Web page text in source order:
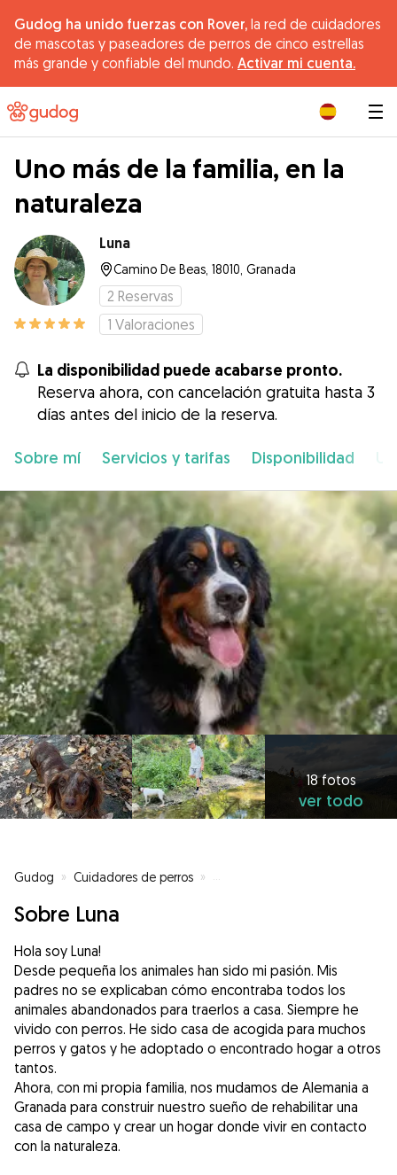
Gudog ha unido fuerzas con Rover, la red de cuidadores
de mascotas y paseadores de perros de cinco estrellas
más grande y confiable del mundo. Activar mi cuenta.
Uno más de la familia, en la
naturaleza
Luna
Camino De Beas, 18010, Granada
2 Reservas
1 Valoraciones
La disponibilidad puede acabarse pronto.
Reserva ahora, con cancelación gratuita hasta 3
días antes del inicio de la reserva.
Sobre mí Servicios y tarifas Disponibilidad
18 fotos
ver todo
Gudog » Cuidadores de perros » Cuidadores de perros en
Sobre Luna
Hola soy Luna!
Desde pequeña los animales han sido mi pasión. Mis
padres no se explicaban cómo encontraba todos los
animales abandonados para traerlos a casa. Siempre he
vivido con perros. He sido casa de acogida para muchos
perros y gatos y he adoptado o encontrado hogar a otros
tantos.
Ahora, con mi propia familia, nos mudamos de Alemania a
Granada para construir nuestro sueño de rehabilitar una
casa de campo y crear un hogar donde vivir en contacto
con la naturaleza.